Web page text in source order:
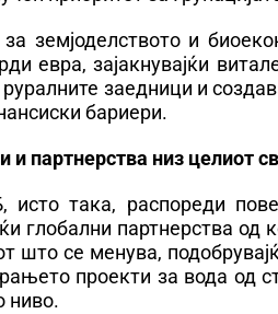
земјоделството и
евра, зајакнувајќи
заедници и
бариери.
и партнерства низ целиот
исто така, распореди
глобални партнерства од
што се менува,
проекти за вода од
ниво.